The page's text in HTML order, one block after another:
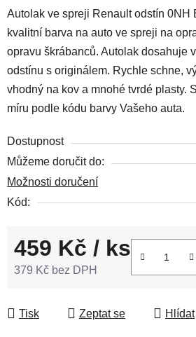
Autolak ve spreji Renault odstín 0NH
kvalitní barva na auto ve spreji na
opravu škrábanců. Autolak dosahuje
odstínu s originálem. Rychle schne,
vhodný na kov a mnohé tvrdé plasty.
míru podle kódu barvy Vašeho auta.
Dostupnost
Můžeme doručit do:
Možnosti doručení
Kód:
459 Kč / ks
379 Kč bez DPH
Tisk Zeptat se Hlídat